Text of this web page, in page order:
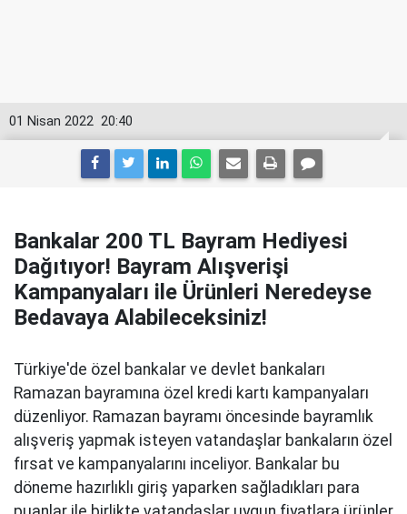
20:40
01 Nisan 2022
Bankalar 200 TL Bayram Hediyesi
Dağıtıyor! Bayram Alışverişi
Kampanyaları ile Ürünleri Neredeyse
Bedavaya Alabileceksiniz!
Türkiye'de özel bankalar ve devlet bankaları
Ramazan bayramına özel kredi kartı kampanyaları
düzenliyor. Ramazan bayramı öncesinde bayramlık
alışveriş yapmak isteyen vatandaşlar bankaların özel
fırsat ve kampanyalarını inceliyor. Bankalar bu
döneme hazırlıklı giriş yaparken sağladıkları para